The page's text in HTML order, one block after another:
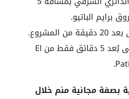
برايم الباتيو.
يقع مول كارفور على بُعد 5 دقائق فقط من El
بصفة مجانية منم خلال